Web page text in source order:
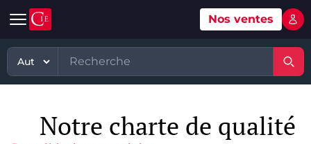
Automobile
Voitures d'occasion
Véhicules tout terrain et 4x4 d'occasion
Grande vente mobilier objets
Ventes XXème
Matériel, équipement
Matériel professionnel
Stock et marchandises neuves et
d’occasions
TP
Nos ventes
Notre charte de qualité